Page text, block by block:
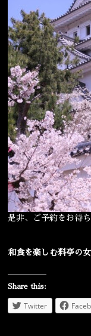
是非、ご予約をお待
和食を楽しむ料亭の
Share this:
Twitter